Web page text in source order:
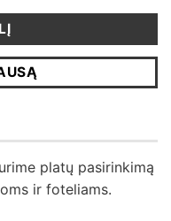
platų pasirinkimą
ir foteliams.